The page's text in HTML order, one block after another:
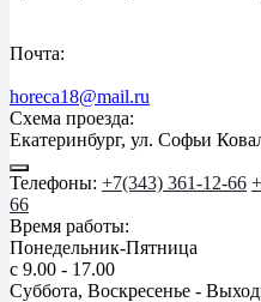
Почта:
horeca18@mail.ru
Схема проезда:
Екатеринбург, ул. Софьи
Телефоны: +7(343) 361-12-66
66
Время работы:
Понедельник-Пятница
с 9.00 - 17.00
Суббота, Воскресенье -